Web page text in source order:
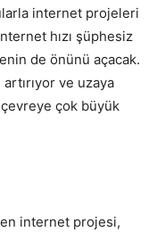
internet projeleri
hızı şüphesiz
de önünü açacak.
ve uzaya
çok büyük
internet projesi,